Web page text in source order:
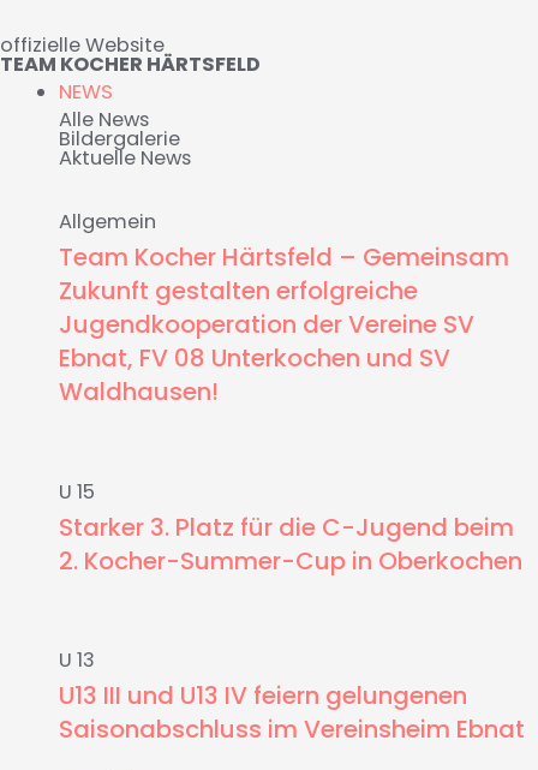
Inhalt
springen
offizielle Website
TEAM KOCHER HÄRTSFELD
NEWS
Alle News
Bildergalerie
Aktuelle News
Allgemein
Team Kocher Härtsfeld – Gemeinsam
Zukunft gestalten erfolgreiche
Jugendkooperation der Vereine SV
Ebnat, FV 08 Unterkochen und SV
Waldhausen!
U 15
Starker 3. Platz für die C-Jugend beim
2. Kocher-Summer-Cup in Oberkochen
U 13
U13 III und U13 IV feiern gelungenen
Saisonabschluss im Vereinsheim Ebnat